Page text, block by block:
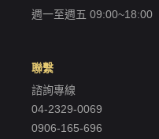
週一至週五 09:00~18:00
聯繫
諮詢專線
04-2329-0069
0906-165-696